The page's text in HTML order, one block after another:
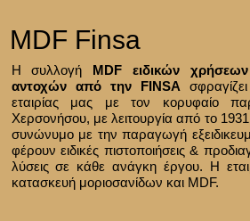
MDF Finsa
Η συλλογή MDF ειδικών χρήσεων
αντοχών από την FINSA
εταιρίας μας με τoν κορυφαίo
Χερσονήσου, με λειτουργία από το
συνώνυμο με την παραγωγή
φέρουν ειδικές πιστοποιήσεις &
λύσεις σε κάθε ανάγκη έργου. Η
κατασκευή μοριοσανίδων και MDF.